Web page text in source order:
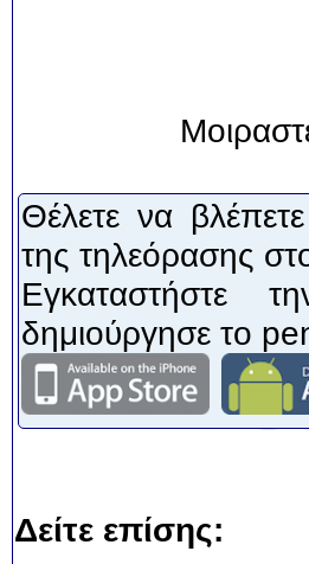
Θέλετε να
της τηλεόρασης
Εγκαταστήστε
δημιούργησε το
Δείτε επίσης: